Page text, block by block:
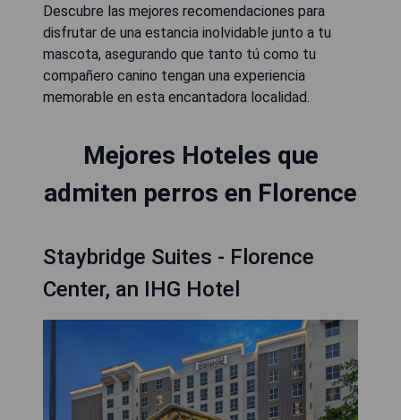
Descubre las mejores recomendaciones para
disfrutar de una estancia inolvidable junto a tu
mascota, asegurando que tanto tú como tu
compañero canino tengan una experiencia
memorable en esta encantadora localidad.
Mejores Hoteles que
admiten perros en Florence
Staybridge Suites - Florence
Center, an IHG Hotel